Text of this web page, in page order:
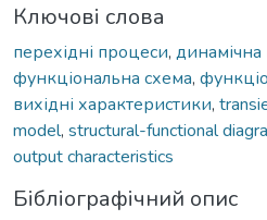
Ключові слова
перехідні процеси,
функціональна схема,
вихідні характеристики,
model, structural-functional
output characteristics
Бібліографічний опис